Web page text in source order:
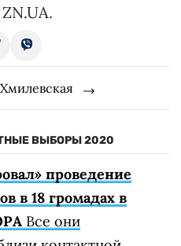
ZN.UA.
ВЫБОРЫ 2020
проведение
в 18 громадах в
Все они